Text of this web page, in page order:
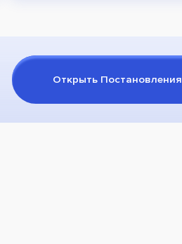
Открыть Постановления